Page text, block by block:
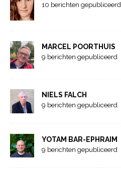
10 berichten gepubliceerd
MARCEL POORTHUIS
9 berichten gepubliceerd
NIELS FALCH
9 berichten gepubliceerd
YOTAM BAR-EPHRAIM
9 berichten gepubliceerd